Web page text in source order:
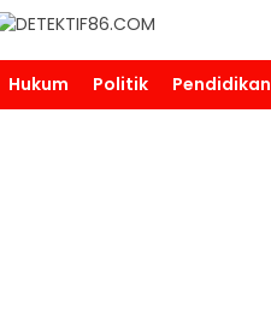
Hukum Politik Pendidikan